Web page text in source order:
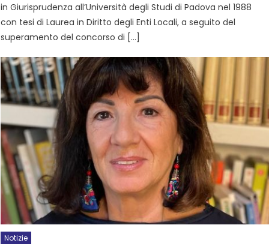
in Giurisprudenza all’Università degli Studi di Padova nel 1988
con tesi di Laurea in Diritto degli Enti Locali, a seguito del
superamento del concorso di […]
Notizie